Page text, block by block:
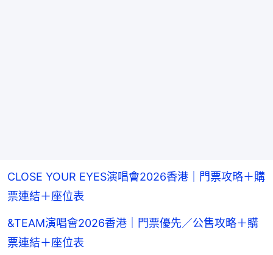
CLOSE YOUR EYES演唱會2026香港｜門票攻略＋購
票連結＋座位表
&TEAM演唱會2026香港｜門票優先／公售攻略＋購
票連結＋座位表